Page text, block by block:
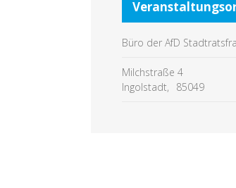
Büro der AfD
Milchstraße 4
Ingolstadt, 85049